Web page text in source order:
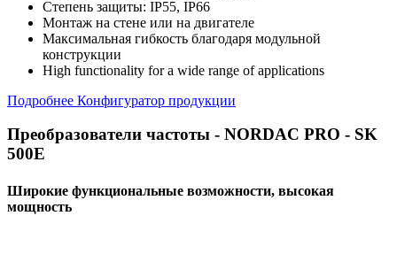
Степень защиты: IP55, IP66
Монтаж на стене или на двигателе
Максимальная гибкость благодаря модульной
конструкции
High functionality for a wide range of applications
Подробнее Конфигуратор продукции
Преобразователи частоты - NORDAC PRO - SK
500E
Широкие функциональные возможности, высокая
мощность